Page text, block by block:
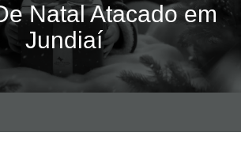
Natal Atacado em
Jundiaí